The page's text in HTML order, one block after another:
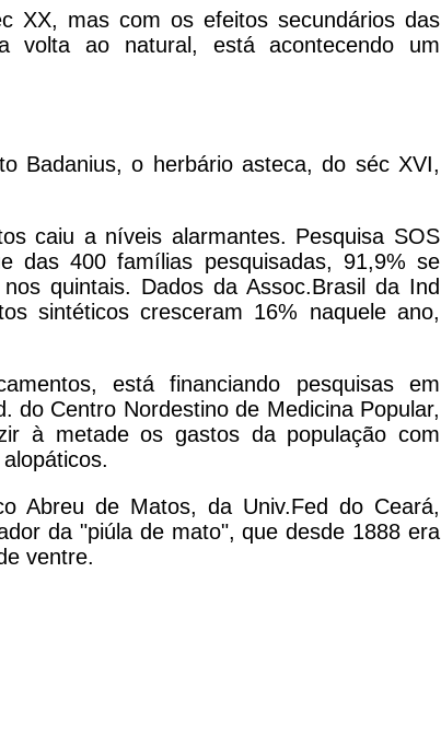
XX, mas com os efeitos secundários das
volta ao natural, está acontecendo um
Badanius, o herbário asteca, do séc XVI,
caiu a níveis alarmantes. Pesquisa SOS
das 400 famílias pesquisadas, 91,9% se
quintais. Dados da Assoc.Brasil da Ind
sintéticos cresceram 16% naquele ano,
está financiando pesquisas em
do Centro Nordestino de Medicina Popular,
à metade os gastos da população com
Abreu de Matos, da Univ.Fed do Ceará,
da "piúla de mato", que desde 1888 era
ventre.